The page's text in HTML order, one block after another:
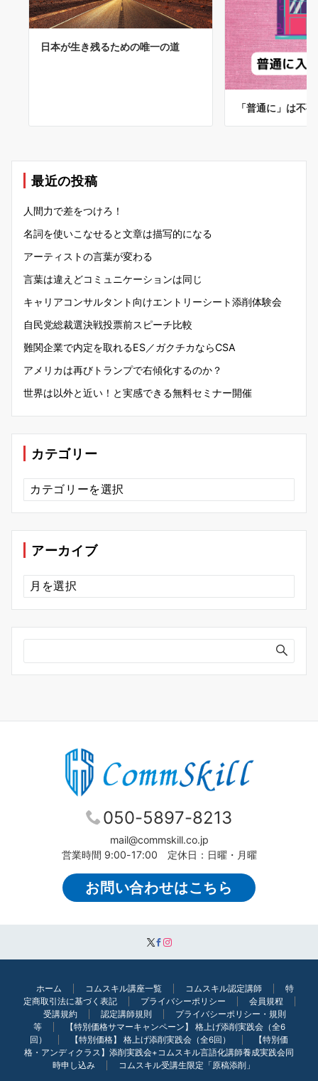
日本が生き残るための唯一の道
「普通に」は不
最近の投稿
人間力で差をつけろ！
名詞を使いこなせると文章は描写的になる
アーティストの言葉が変わる
言葉は違えどコミュニケーションは同じ
キャリアコンサルタント向けエントリーシート添削体験会
自民党総裁選決戦投票前スピーチ比較
難関企業で内定を取れるES／ガクチカならCSA
アメリカは再びトランプで右傾化するのか？
世界は以外と近い！と実感できる無料セミナー開催
カテゴリー
カ
テ
ゴ
ー
アーカイブ
ア
ー
カ
ブ
050-5897-8213
mail@commskill.co.jp
営業時間 9:00-17:00 定休日：日曜・月曜
お問い合わせはこちら
ホーム コムスキル講座一覧 コムスキル認定講師
特
定商取引法に基づく表記
プライバシーポリシー
会員規程
受講規約
認定講師規則
プライバシーポリシー・規則
等
【特別価格サマーキャンペーン】 格上げ添削実践会（全6
回）
【特別価格】 格上げ添削実践会（全6回）
【特別価
格・アンディクラス】添削実践会+コムスキル言語化講師養成実践会同
時申し込み
コムスキル受講生限定「原稿添削」